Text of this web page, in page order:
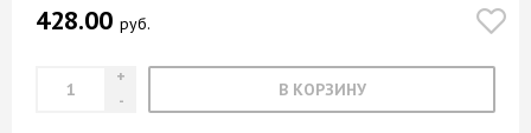
428.00 руб.
В КОРЗИНУ